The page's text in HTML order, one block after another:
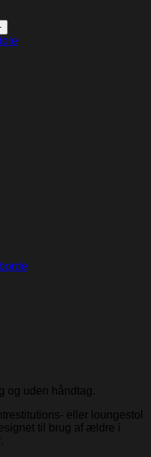
og uden håndtag.
eller loungestol
til brug af ældre i